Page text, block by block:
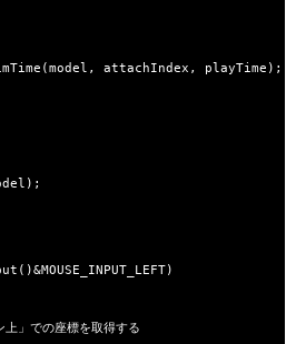
attachIndex, playTime);
」での座標を取得する